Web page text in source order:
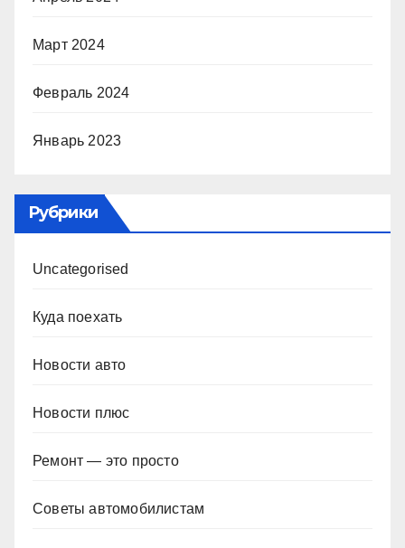
Март 2024
Февраль 2024
Январь 2023
Рубрики
Uncategorised
Куда поехать
Новости авто
Новости плюс
Ремонт — это просто
Советы автомобилистам